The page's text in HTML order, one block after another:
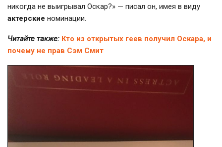
никогда не выигрывал Оскар?» — писал он, имея в виду
актерские номинации.
Читайте также: Кто из открытых геев получил Оскара, и
почему не прав Сэм Смит